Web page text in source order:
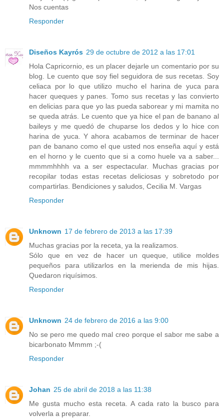
Nos cuentas
Responder
Diseños Kayrós 29 de octubre de 2012 a las 17:01
Hola Capricornio, es un placer dejarle un comentario por su
blog. Le cuento que soy fiel seguidora de sus recetas. Soy
celiaca por lo que utilizo mucho el harina de yuca para
hacer queques y panes. Tomo sus recetas y las convierto
en delicias para que yo las pueda saborear y mi mamita no
se queda atrás. Le cuento que ya hice el pan de banano al
baileys y me quedó de chuparse los dedos y lo hice con
harina de yuca. Y ahora acabamos de terminar de hacer
pan de banano como el que usted nos enseña aquí y está
en el horno y le cuento que si a como huele va a saber...
mmmmhhhh va a ser espectacular. Muchas gracias por
recopilar todas estas recetas deliciosas y sobretodo por
compartirlas. Bendiciones y saludos, Cecilia M. Vargas
Responder
Unknown 17 de febrero de 2013 a las 17:39
Muchas gracias por la receta, ya la realizamos.
Sólo que en vez de hacer un queque, utilice moldes
pequeños para utilizarlos en la merienda de mis hijas.
Quedaron riquísimos.
Responder
Unknown 24 de febrero de 2016 a las 9:00
No se pero me quedo mal creo porque el sabor me sabe a
bicarbonato Mmmm ;-(
Responder
Johan 25 de abril de 2018 a las 11:38
Me gusta mucho esta receta. A cada rato la busco para
volverla a preparar.